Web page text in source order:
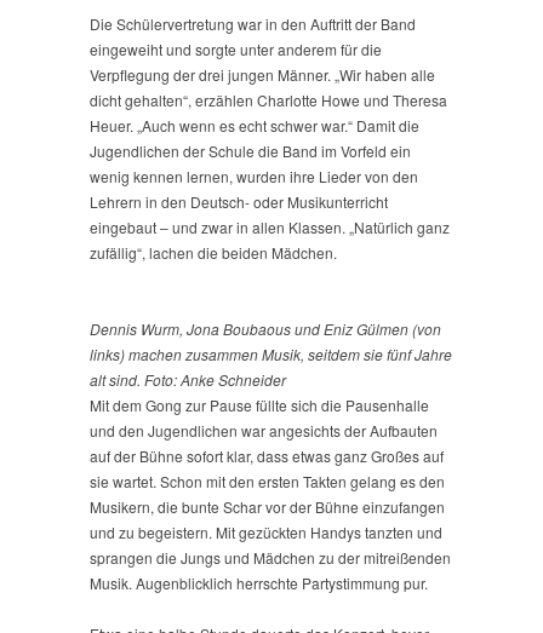
Die Schülervertretung war in den Auftritt der Band
eingeweiht und sorgte unter anderem für die
Verpflegung der drei jungen Männer. „Wir haben alle
dicht gehalten“, erzählen Charlotte Howe und Theresa
Heuer. „Auch wenn es echt schwer war.“ Damit die
Jugendlichen der Schule die Band im Vorfeld ein
wenig kennen lernen, wurden ihre Lieder von den
Lehrern in den Deutsch- oder Musikunterricht
eingebaut – und zwar in allen Klassen. „Natürlich ganz
zufällig“, lachen die beiden Mädchen.
Dennis Wurm, Jona Boubaous und Eniz Gülmen (von
links) machen zusammen Musik, seitdem sie fünf Jahre
alt sind. Foto: Anke Schneider
Mit dem Gong zur Pause füllte sich die Pausenhalle
und den Jugendlichen war angesichts der Aufbauten
auf der Bühne sofort klar, dass etwas ganz Großes auf
sie wartet. Schon mit den ersten Takten gelang es den
Musikern, die bunte Schar vor der Bühne einzufangen
und zu begeistern. Mit gezückten Handys tanzten und
sprangen die Jungs und Mädchen zu der mitreißenden
Musik. Augenblicklich herrschte Partystimmung pur.